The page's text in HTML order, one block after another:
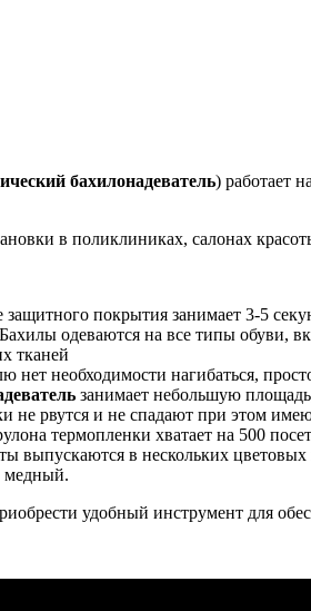
бахилонадеватель) работает
в поликлиниках, салонах
покрытия занимает 3-5
одеваются на все типы обуви,
тканей
нет необходимости нагибаться,
занимает небольшую
рвутся и не спадают при этом
термопленки хватает на 500
выпускаются в нескольких
медный.
удобный инструмент для